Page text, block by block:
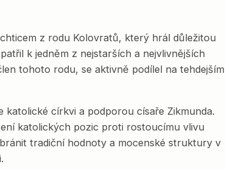
z rodu Kolovratů, který hrál důležitou
k jedněm z nejstarších a nejvlivnějších
tohoto rodu, se aktivně podílel na tehdejším
církvi a podporou císaře Zikmunda.
katolických pozic proti rostoucímu vlivu
tradiční hodnoty a mocenské struktury v